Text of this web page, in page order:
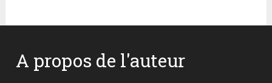
A propos de l'auteur